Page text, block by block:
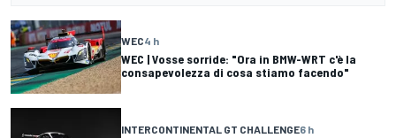
WEC4 h
WEC | Vosse sorride: "Ora in BMW-WRT c'è la
consapevolezza di cosa stiamo facendo"
INTERCONTINENTAL GT CHALLENGE6 h